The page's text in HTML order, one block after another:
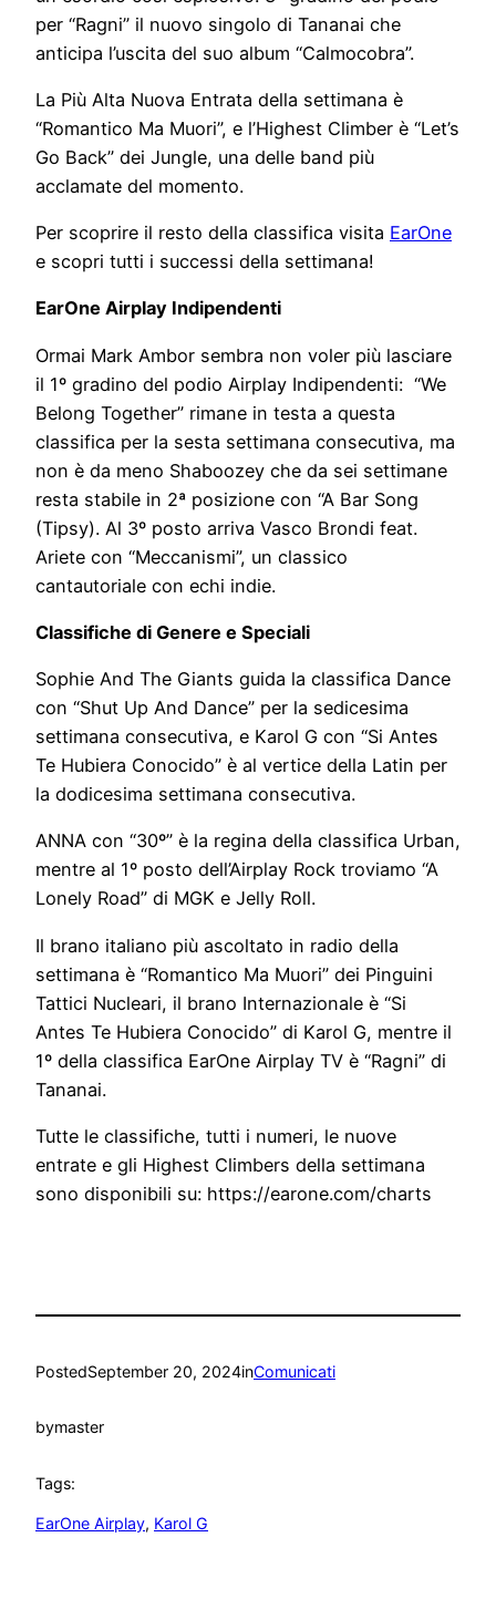
per “Ragni” il nuovo singolo di Tananai che
anticipa l’uscita del suo album “Calmocobra”.
La Più Alta Nuova Entrata della settimana è
“Romantico Ma Muori”, e l’Highest Climber è “Let’s
Go Back” dei Jungle, una delle band più
acclamate del momento.
Per scoprire il resto della classifica visita EarOne
e scopri tutti i successi della settimana!
EarOne Airplay Indipendenti
Ormai Mark Ambor sembra non voler più lasciare
il 1º gradino del podio Airplay Indipendenti: “We
Belong Together” rimane in testa a questa
classifica per la sesta settimana consecutiva, ma
non è da meno Shaboozey che da sei settimane
resta stabile in 2ª posizione con “A Bar Song
(Tipsy). Al 3º posto arriva Vasco Brondi feat.
Ariete con “Meccanismi”, un classico
cantautoriale con echi indie.
Classifiche di Genere e Speciali
Sophie And The Giants guida la classifica Dance
con “Shut Up And Dance” per la sedicesima
settimana consecutiva, e Karol G con “Si Antes
Te Hubiera Conocido” è al vertice della Latin per
la dodicesima settimana consecutiva.
ANNA con “30º” è la regina della classifica Urban,
mentre al 1º posto dell’Airplay Rock troviamo “A
Lonely Road” di MGK e Jelly Roll.
Il brano italiano più ascoltato in radio della
settimana è “Romantico Ma Muori” dei Pinguini
Tattici Nucleari, il brano Internazionale è “Si
Antes Te Hubiera Conocido” di Karol G, mentre il
1º della classifica EarOne Airplay TV è “Ragni” di
Tananai.
Tutte le classifiche, tutti i numeri, le nuove
entrate e gli Highest Climbers della settimana
sono disponibili su: https://earone.com/charts
PostedSeptember 20, 2024inComunicati
bymaster
Tags:
EarOne Airplay, Karol G